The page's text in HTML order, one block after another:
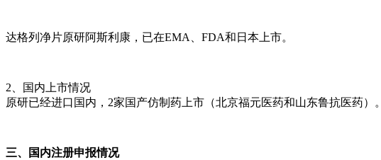
达格列净片原研阿斯利康，已在EMA、FDA和日本上市。
2、国内上市情况
原研已经进口国内，2家国产仿制药上市（北京福元医药和山东鲁抗医药）。
三、国内注册申报情况